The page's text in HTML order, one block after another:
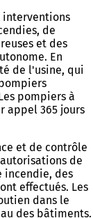
interventions
de
et des
En
de l'usine, qui
pompiers à
appel 365 jours
et de contrôle
de
incendie, des
effectués. Les
dans le
des bâtiments.